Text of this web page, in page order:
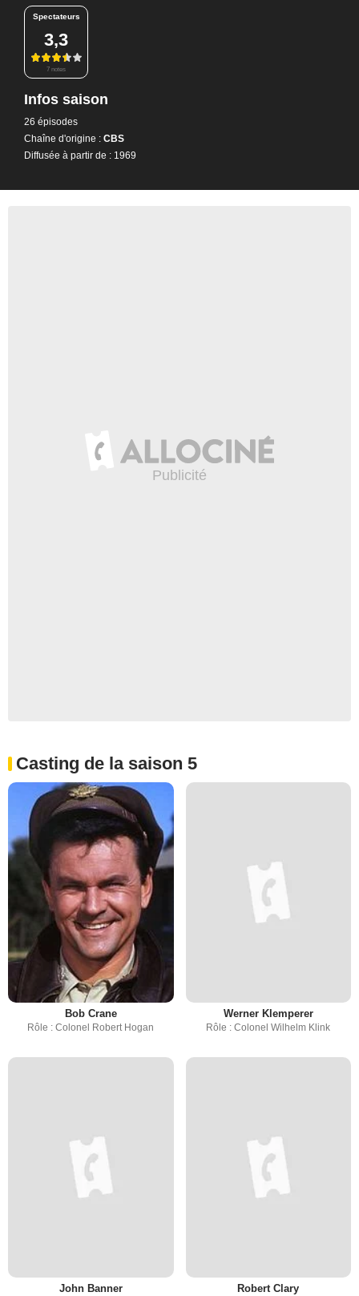
Spectateurs
3,3
7 notes
Infos saison
26 épisodes
Chaîne d'origine : CBS
Diffusée à partir de : 1969
Casting de la saison 5
Bob Crane
Rôle : Colonel Robert Hogan
Werner Klemperer
Rôle : Colonel Wilhelm Klink
John Banner Robert Clary